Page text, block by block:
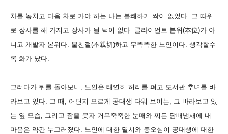
차를 놓치고 다음 차로 가야 하는 나는 불쾌하기 짝이 없었다. 그 따위
로 장사를 해 가지고 장사가 될 턱이 없다. 클라이언트 본위(本位)가 아
니고 개발자 본위다. 불친절(不親切)하고 무뚝뚝한 노인이다. 생각할수
록 화가 났다.
그러다가 뒤를 돌아보니, 노인은 태연히 허리를 펴고 도서관 추녀를 바
라보고 있다. 그 때, 어딘지 모르게 공대생 다워 보이는, 그 바라보고 있
는 옆 모습, 그리고 잠을 못자 거무죽죽한 눈매와 찌든 담배냄새에 내
마음은 약간 누그러졌다. 노인에 대한 멸시와 증오심이 공대생에 대한